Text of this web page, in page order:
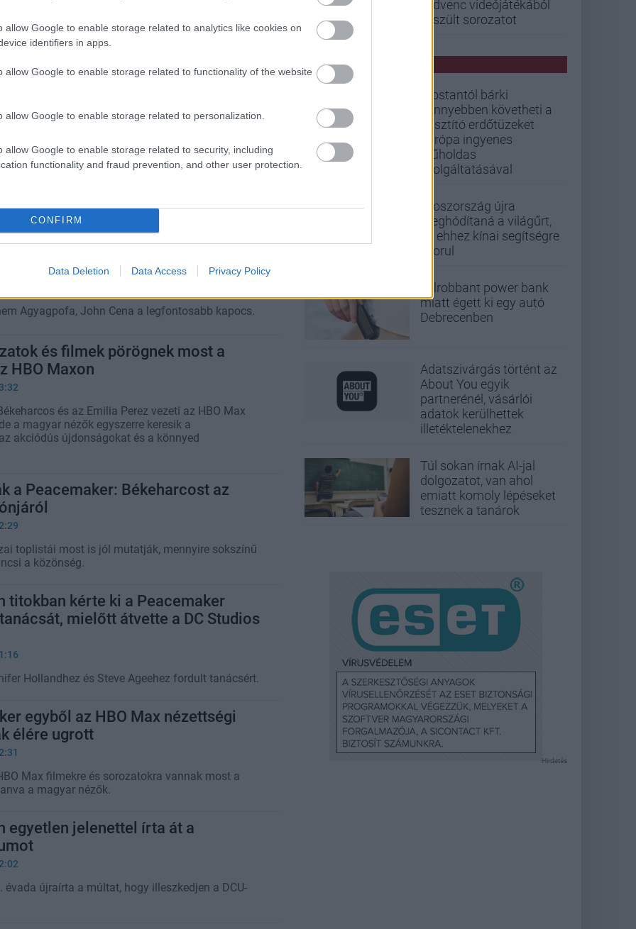
allow Google to enable storage related to analytics like cookies on
identifiers in apps.
allow Google to enable storage related to functionality of the website
allow Google to enable storage related to personalization.
allow Google to enable storage related to security, including
functionality and fraud prevention, and other user protection.
CONFIRM
Data Deletion Data Access Privacy Policy
titkával
szatírája hamarosan elérkezik a nagy
mi is rejlik valójában Peacemaker alternatív
Peacemaker szerepét
mint a sorozatra.
második DCU-s Superman-filmnek
Agyagpofa, John Cena a legfontosabb kapocs.
és filmek pörögnek most a
HBO Maxon
és az Emilia Perez vezeti az HBO Max
a magyar nézők egyszerre keresik a
akciódús újdonságokat és a könnyed
a Peacemaker: Békeharcost az
toplistái most is jól mutatják, mennyire sokszínű
a közönség.
titokban kérte ki a Peacemaker
mielőtt átvette a DC Studios
Hollandhez és Steve Ageehez fordult tanácsért.
egyből az HBO Max nézettségi
élére ugrott
Max filmekre és sorozatokra vannak most a
a magyar nézők.
egyetlen jelenettel írta át a
évada újraírta a múltat, hogy illeszkedjen a DCU-
kedvenc videójátékából
készült sorozatot
PCW HÍREK
Mostantól bárki
könnyebben követheti a
pusztító erdőtüzeket
Európa ingyenes
műholdas
szolgáltatásával
Oroszország újra
meghódítaná a világűrt,
de ehhez kínai segítségre
szorul
Felrobbant power bank
miatt égett ki egy autó
Debrecenben
Adatszivárgás történt az
About You egyik
partnerénél, vásárlói
adatok kerülhettek
illetéktelenekhez
Túl sokan írnak AI-jal
dolgozatot, van ahol
emiatt komoly lépéseket
tesznek a tanárok
Hirdetés